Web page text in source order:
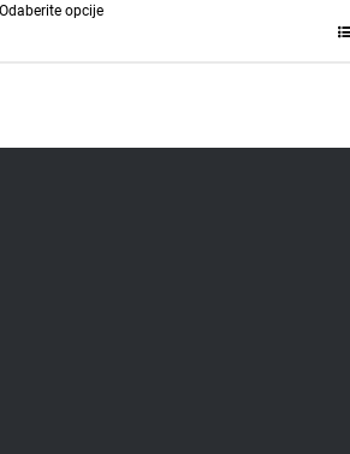
Odaberite opcije